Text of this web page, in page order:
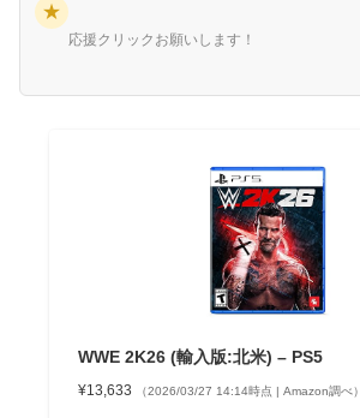
★
応援クリックお願いします！
WWE 2K26 (輸入版:北米) – PS5
¥13,633 （2026/03/27 14:14時点 | Amazon調べ）